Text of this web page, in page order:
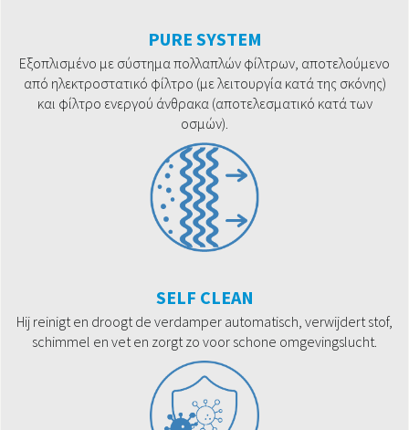
PURE SYSTEM
Εξοπλισμένο με σύστημα πολλαπλών φίλτρων, αποτελούμενο
από ηλεκτροστατικό φίλτρο (με λειτουργία κατά της σκόνης)
και φίλτρο ενεργού άνθρακα (αποτελεσματικό κατά των
οσμών).
SELF CLEAN
Hij reinigt en droogt de verdamper automatisch, verwijdert stof,
schimmel en vet en zorgt zo voor schone omgevingslucht.